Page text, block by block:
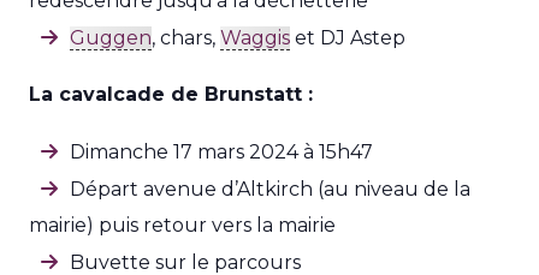
Guggen, chars, Waggis et DJ Astep
La cavalcade de Brunstatt :
Dimanche 17 mars 2024 à 15h47
Départ avenue d’Altkirch (au niveau de la
mairie) puis retour vers la mairie
Buvette sur le parcours